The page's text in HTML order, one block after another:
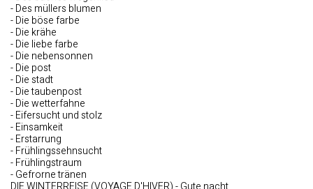
- Des müllers blumen
- Die böse farbe
- Die krähe
- Die liebe farbe
- Die nebensonnen
- Die post
- Die stadt
- Die taubenpost
- Die wetterfahne
- Eifersucht und stolz
- Einsamkeit
- Erstarrung
- Frühlingssehnsucht
- Frühlingstraum
- Gefrorne tränen